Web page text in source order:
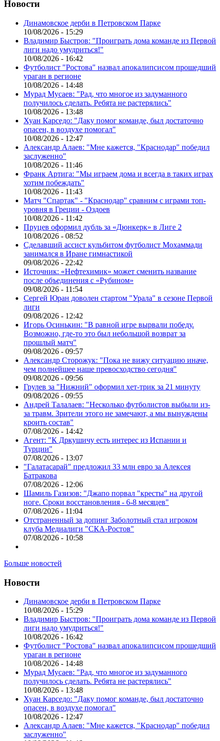
Новости
Динамовское дерби в Петровском Парке
10/08/2026 - 15:29
Владимир Быстров: "Проиграть дома команде из Первой
лиги надо умудриться!"
10/08/2026 - 16:42
Футболист "Ростова" назвал апокалипсисом прошедший
ураган в регионе
10/08/2026 - 14:48
Мурад Мусаев: "Рад, что многое из задуманного
получилось сделать. Ребята не растерялись"
10/08/2026 - 13:48
Хуан Карседо: "Даку помог команде, был достаточно
опасен, в воздухе помогал"
10/08/2026 - 12:47
Александр Алаев: "Мне кажется, "Краснодар" победил
заслуженно"
10/08/2026 - 11:46
Франк Артига: "Мы играем дома и всегда в таких играх
хотим побеждать"
10/08/2026 - 11:43
Матч "Спартак" - "Краснодар" сравним с играми топ-
уровня в Греции - Оздоев
10/08/2026 - 11:42
Пруцев оформил дубль за «Дюнкерк» в Лиге 2
10/08/2026 - 08:52
Сделавший ассист кульбитом футболист Мохаммади
занимался в Иране гимнастикой
09/08/2026 - 22:42
Источник: «Нефтехимик» может сменить название
после объединения с «Рубином»
09/08/2026 - 11:54
Сергей Юран доволен стартом "Урала" в сезоне Первой
лиги
09/08/2026 - 12:42
Игорь Осинькин: "В равной игре вырвали победу.
Возможно, где-то это был небольшой возврат за
прошлый матч"
09/08/2026 - 09:57
Александр Сторожук: "Пока не вижу ситуацию иначе,
чем полнейшее наше превосходство сегодня"
09/08/2026 - 09:56
Грулев за "Нижний" оформил хет-трик за 21 минуту
09/08/2026 - 09:55
Андрей Талалаев: "Несколько футболистов выбыли из-
за травм. Зрители этого не замечают, а мы вынуждены
кроить состав"
07/08/2026 - 14:42
Агент: "К Дркушичу есть интерес из Испании и
Турции"
07/08/2026 - 13:07
"Галатасарай" предложил 33 млн евро за Алексея
Батракова
07/08/2026 - 12:06
Шамиль Газизов: "Джапо порвал "кресты" на другой
ноге. Сроки восстановления - 6-8 месяцев"
07/08/2026 - 11:04
Отстраненный за допинг Заболотный стал игроком
клуба Медиалиги "СКА-Ростов"
07/08/2026 - 10:58
Больше новостей
Новости
Динамовское дерби в Петровском Парке
10/08/2026 - 15:29
Владимир Быстров: "Проиграть дома команде из Первой
лиги надо умудриться!"
10/08/2026 - 16:42
Футболист "Ростова" назвал апокалипсисом прошедший
ураган в регионе
10/08/2026 - 14:48
Мурад Мусаев: "Рад, что многое из задуманного
получилось сделать. Ребята не растерялись"
10/08/2026 - 13:48
Хуан Карседо: "Даку помог команде, был достаточно
опасен, в воздухе помогал"
10/08/2026 - 12:47
Александр Алаев: "Мне кажется, "Краснодар" победил
заслуженно"